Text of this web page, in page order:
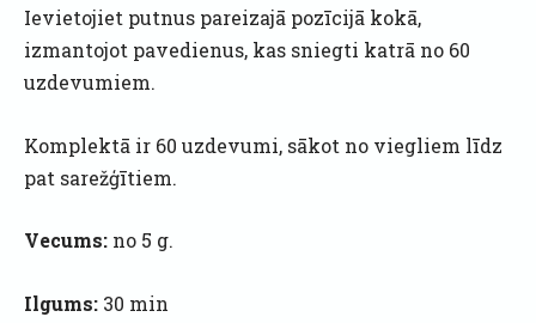
Ievietojiet putnus pareizajā pozīcijā kokā,
izmantojot pavedienus, kas sniegti katrā no 60
uzdevumiem.
Komplektā ir 60 uzdevumi, sākot no viegliem līdz
pat sarežģītiem.
Vecums: no 5 g.
Ilgums: 30 min